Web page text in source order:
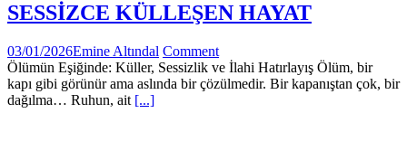
SESSİZCE KÜLLEŞEN HAYAT
03/01/2026Emine Altındal Comment
Ölümün Eşiğinde: Küller, Sessizlik ve İlahi Hatırlayış Ölüm, bir
kapı gibi görünür ama aslında bir çözülmedir. Bir kapanıştan çok, bir
dağılma… Ruhun, ait [...]